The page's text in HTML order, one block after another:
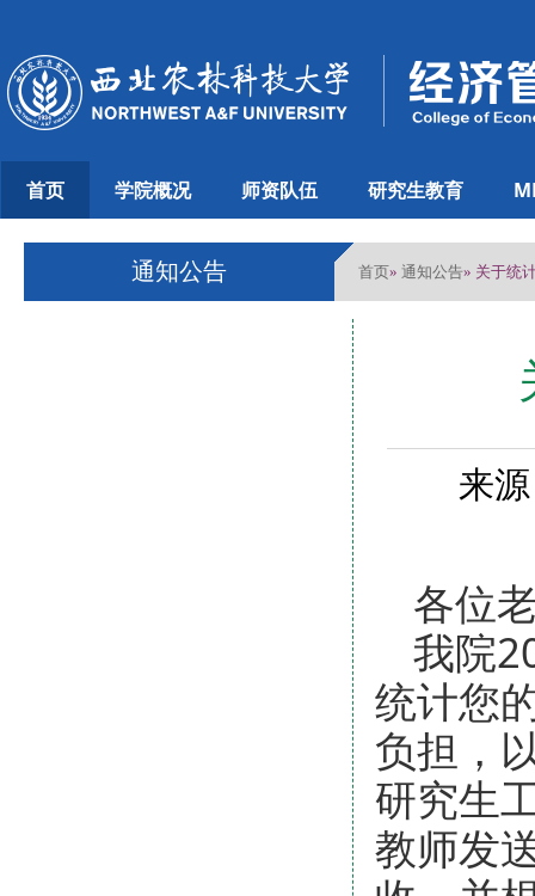
首页 学院概况 师资队伍 研究生教育
通知公告 首页» 通知公告» 关于统
来
各位
我院
统计您
负担，
研究生
教师发